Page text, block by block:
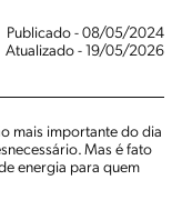
Publicado - 08/05/2024
Atualizado - 19/05/2026
mais importante do dia
Mas é fato
energia para quem